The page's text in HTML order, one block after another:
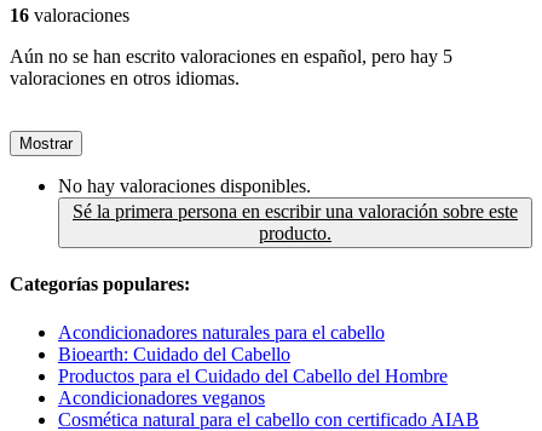
16 valoraciones
Aún no se han escrito valoraciones en español, pero hay 5
valoraciones en otros idiomas.
Mostrar
No hay valoraciones disponibles.
Sé la primera persona en escribir una valoración sobre este
producto.
Categorías populares:
Acondicionadores naturales para el cabello
Bioearth: Cuidado del Cabello
Productos para el Cuidado del Cabello del Hombre
Acondicionadores veganos
Cosmética natural para el cabello con certificado AIAB